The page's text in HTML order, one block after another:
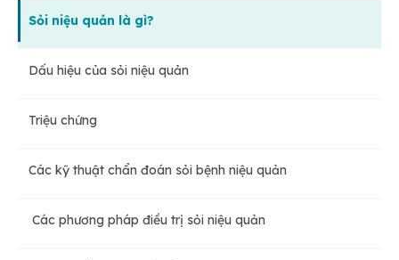
Sỏi niệu quản là gì?
Dấu hiệu của sỏi niệu quản
Triệu chứng
Các kỹ thuật chẩn đoán sỏi bệnh niệu quản
Các phương pháp điều trị sỏi niệu quản